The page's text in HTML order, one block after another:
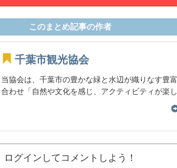
このまとめ記事の作者
千葉市観光協会
当協会は、千葉市の豊かな緑と水辺が織りなす豊
合わせ「自然や文化を感じ、アクティビティが楽
ログインしてコメントしよう！